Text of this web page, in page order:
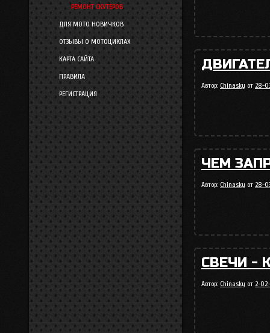
РЕМОНТ СКУТЕРОВ
ДЛЯ МОТО НОВИЧКОВ
ОТЗЫВЫ О МОТОЦИКЛАХ
КАРТА САЙТА
ПРАВИЛА
РЕГИСТРАЦИЯ
Автор: Chinasky от 28-
ЧЕМ
Автор: Chinasky от 28-
СВЕЧИ -
Автор: Chinasky от 2-